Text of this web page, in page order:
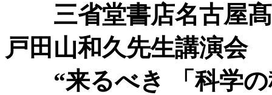
三省堂書店名古屋髙
戸田山和久先生講演会
“来るべき 「科学の